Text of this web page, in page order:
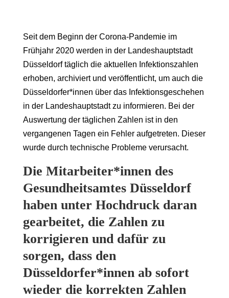
Seit dem Beginn der Corona-Pandemie im
Frühjahr 2020 werden in der Landeshauptstadt
Düsseldorf täglich die aktuellen Infektionszahlen
erhoben, archiviert und veröffentlicht, um auch die
Düsseldorfer*innen über das Infektionsgeschehen
in der Landeshauptstadt zu informieren. Bei der
Auswertung der täglichen Zahlen ist in den
vergangenen Tagen ein Fehler aufgetreten. Dieser
wurde durch technische Probleme verursacht.
Die Mitarbeiter*innen des
Gesundheitsamtes Düsseldorf
haben unter Hochdruck daran
gearbeitet, die Zahlen zu
korrigieren und dafür zu
sorgen, dass den
Düsseldorfer*innen ab sofort
wieder die korrekten Zahlen